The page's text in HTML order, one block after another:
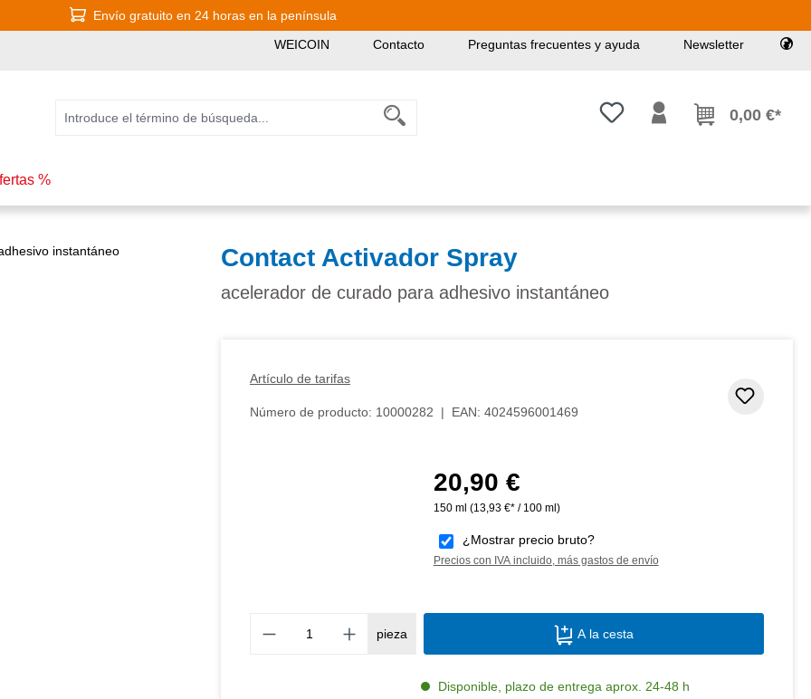
Envío gratuito en 24 horas en la península
WEICOIN Contacto Preguntas frecuentes y ayuda Newsletter
Tienes 0 artículos en tu lista de
0,00 €*
%
Contact Activador Spray
acelerador de curado para adhesivo instantáneo
Artículo de tarifas
Número de producto: 10000282 | EAN: 4024596001469
Precio normal:
20,90 €
150 ml (13,93 €* / 100 ml)
¿Mostrar precio bruto?
Precios con IVA incluido, más gastos de envío
Cantidad del producto: introduce la
pieza A la cesta
Disponible, plazo de entrega aprox. 24-48 h